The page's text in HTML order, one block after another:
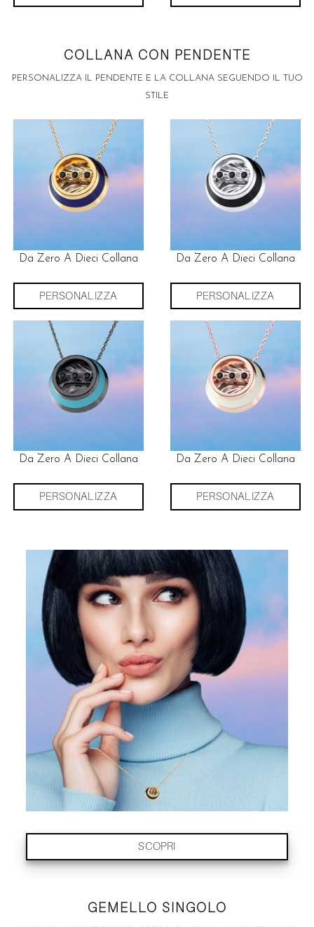
COLLANA CON PENDENTE
PERSONALIZZA IL PENDENTE E LA COLLANA SEGUENDO IL TUO
STILE
Da Zero A Dieci Collana
PERSONALIZZA
Da Zero A Dieci Collana
PERSONALIZZA
Da Zero A Dieci Collana
PERSONALIZZA
Da Zero A Dieci Collana
PERSONALIZZA
SCOPRI
GEMELLO SINGOLO